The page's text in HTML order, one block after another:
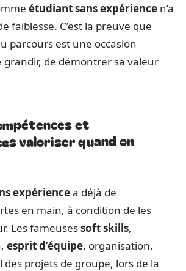
étudiant sans expérience n’a
faiblesse. C’est la preuve que
parcours est une occasion
grandir, de démontrer sa valeur
et
valoriser quand on
expériencea déjà de
en main, à condition de les
Les fameusessoft skills,
esprit d’équipe, organisation,
des projets de groupe, lors de la